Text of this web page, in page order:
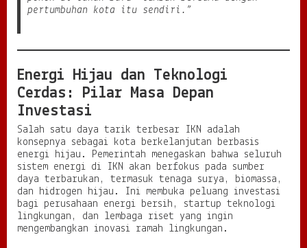
pertumbuhan kota itu sendiri.”
Energi Hijau dan Teknologi
Cerdas: Pilar Masa Depan
Investasi
Salah satu daya tarik terbesar IKN adalah
konsepnya sebagai kota berkelanjutan berbasis
energi hijau. Pemerintah menegaskan bahwa seluruh
sistem energi di IKN akan berfokus pada sumber
daya terbarukan, termasuk tenaga surya, biomassa,
dan hidrogen hijau. Ini membuka peluang investasi
bagi perusahaan energi bersih, startup teknologi
lingkungan, dan lembaga riset yang ingin
mengembangkan inovasi ramah lingkungan.